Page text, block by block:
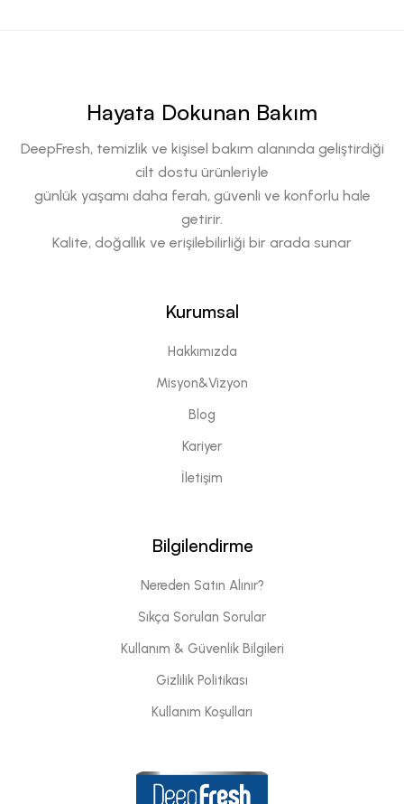
Hayata Dokunan Bakım
DeepFresh, temizlik ve kişisel bakım alanında geliştirdiği
cilt dostu ürünleriyle
günlük yaşamı daha ferah, güvenli ve konforlu hale
getirir.
Kalite, doğallık ve erişilebilirliği bir arada sunar
Kurumsal
Hakkımızda
Misyon&Vizyon
Blog
Kariyer
İletişim
Bilgilendirme
Nereden Satın Alınır?
Sıkça Sorulan Sorular
Kullanım & Güvenlik Bilgileri
Gizlilik Politikası
Kullanım Koşulları